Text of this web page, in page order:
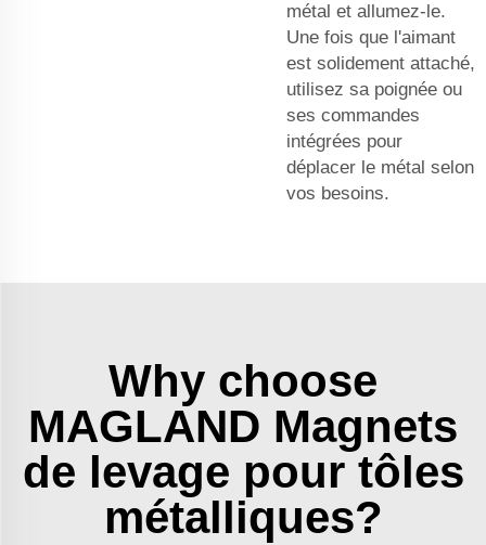
métal et allumez-le.
Une fois que l'aimant
est solidement attaché,
utilisez sa poignée ou
ses commandes
intégrées pour
déplacer le métal selon
vos besoins.
Why choose
MAGLAND Magnets
de levage pour tôles
métalliques?